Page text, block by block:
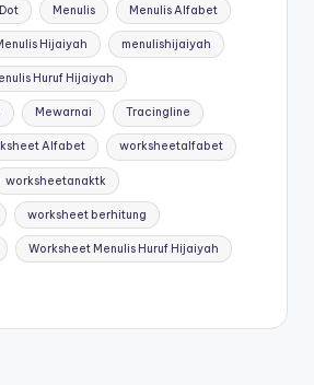
Menulis Menulis Alfabet
Hijaiyah menulishijaiyah
Huruf Hijaiyah
Mewarnai Tracingline
Alfabet worksheetalfabet
worksheetanaktk
worksheet berhitung
Worksheet Menulis Huruf Hijaiyah